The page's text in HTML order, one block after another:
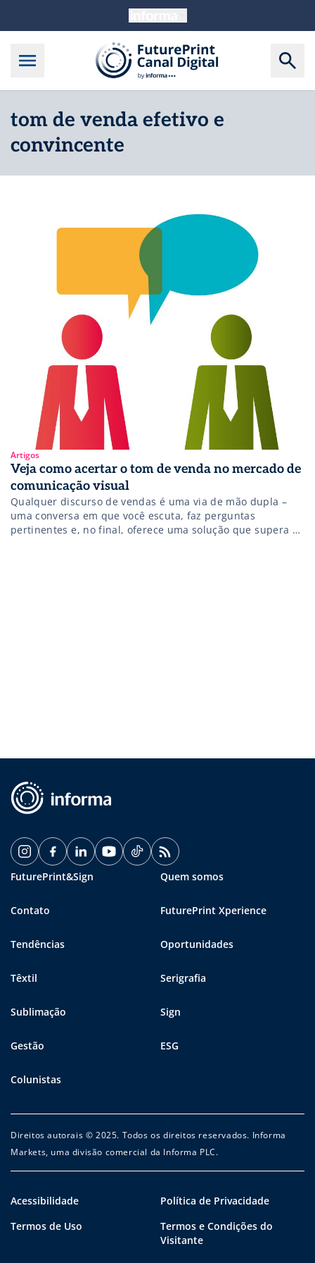
tom de venda efetivo e
convincente
Artigos
Veja como acertar o tom de venda no mercado de
comunicação visual
Qualquer discurso de vendas é uma via de mão dupla –
uma conversa em que você escuta, faz perguntas
pertinentes e, no final, oferece uma solução que supera as
FuturePrint&Sign Quem somos
Contato FuturePrint Xperience
Tendências Oportunidades
Têxtil Serigrafia
Sublimação Sign
Gestão ESG
Colunistas
Direitos autorais © 2025. Todos os direitos reservados. Informa
Markets, uma divisão comercial da Informa PLC.
Acessibilidade
Política de Privacidade
Termos de Uso
Termos e Condições do
Visitante